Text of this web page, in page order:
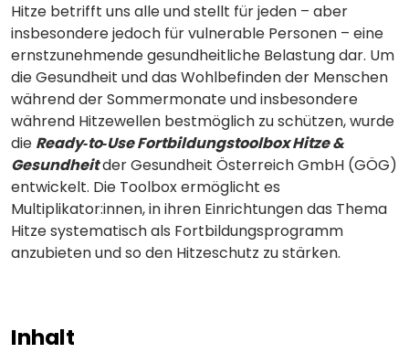
Hitze betrifft uns alle und stellt für jeden – aber
insbesondere jedoch für vulnerable Personen – eine
ernstzunehmende gesundheitliche Belastung dar. Um
die Gesundheit und das Wohlbefinden der Menschen
während der Sommermonate und insbesondere
während Hitzewellen bestmöglich zu schützen, wurde
die Ready‑to‑Use Fortbildungstoolbox Hitze &
Gesundheitder Gesundheit Österreich GmbH (GÖG)
entwickelt. Die Toolbox ermöglicht es
Multiplikator:innen, in ihren Einrichtungen das Thema
Hitze systematisch als Fortbildungsprogramm
anzubieten und so den Hitzeschutz zu stärken.
Inhalt